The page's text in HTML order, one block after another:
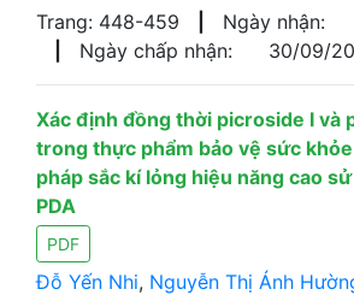
Trang: 448-459
Ngày nhận:
Ngày chấp nhận: 30/09/
Xác định đồng thời picroside I và
trong thực phẩm bảo vệ sức
pháp sắc kí lỏng hiệu năng cao
PDA
PDF
Đỗ Yến Nhi, Nguyễn Thị Ánh